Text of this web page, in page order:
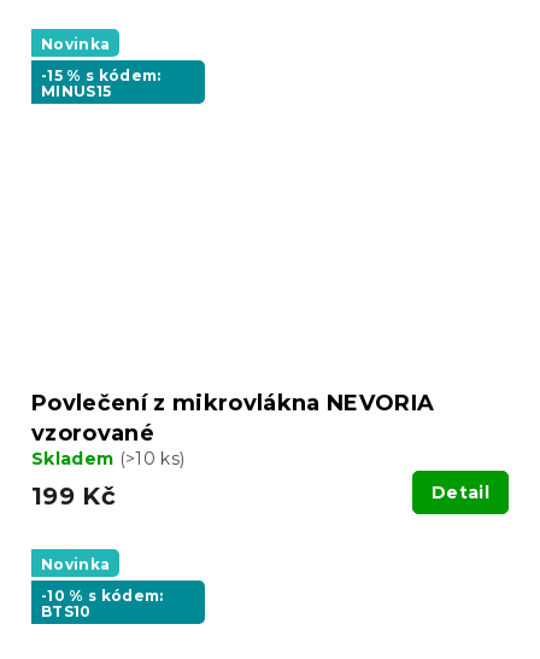
Novinka
-15 % s kódem:
MINUS15
Povlečení z mikrovlákna NEVORIA
vzorované
Skladem (>10 ks)
199 Kč Detail
Novinka
-10 % s kódem:
BTS10